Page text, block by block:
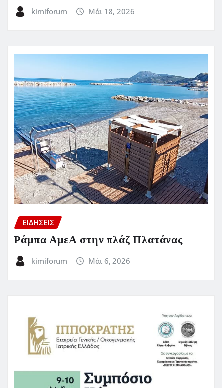
kimiforum Μάι 18, 2026
ΕΙΔΗΣΕΙΣ
Ράμπα ΑμεΑ στην πλάζ Πλατάνας
kimiforum Μάι 6, 2026